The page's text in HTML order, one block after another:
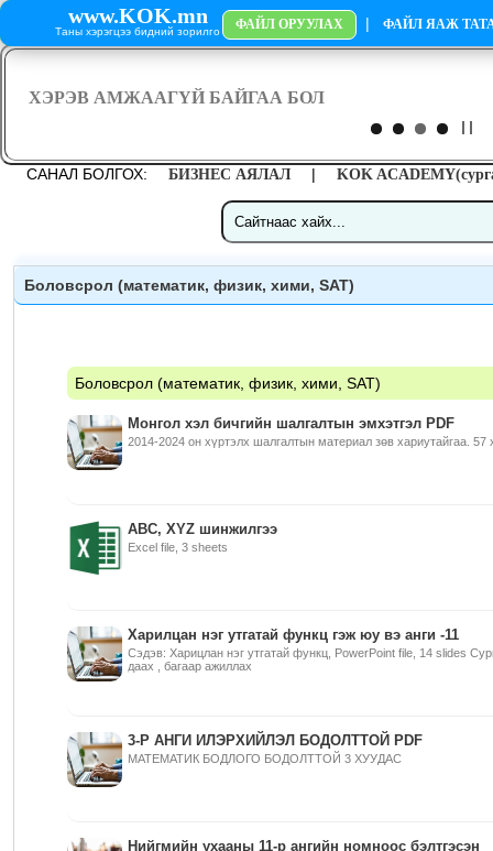
www.KOK.mn
Таны хэрэгцээ бидний зорилго ФАЙЛ ОРУУЛАХ | ФАЙЛ ЯАЖ
САНАЛ БОЛГОХ: БИЗНЕС АЯЛАЛ | KOK
Боловсрол (математик, физик, хими, SAT)
Боловсрол (математик, физик, хими, SAT)
Монгол хэл бичгийн шалгалтын эмхэтгэл PDF
2014-2024 он хүртэлх шалгалтын материал зөв хариутайгаа. 57
АBC, XYZ шинжилгээ
Excel file, 3 sheets
Харилцан нэг утгатай функц гэж юу вэ анги -11
Сэдэв: Харицлан нэг утгатай функц, PowerPoint file, 14 slides
даах , багаар ажиллах
3-Р АНГИ ИЛЭРХИЙЛЭЛ БОДОЛТТОЙ PDF
МАТЕМАТИК БОДЛОГО БОДОЛТТОЙ 3 ХУУДАС
Нийгмийн ухааны 11-р ангийн номноос бэлтгэсэн